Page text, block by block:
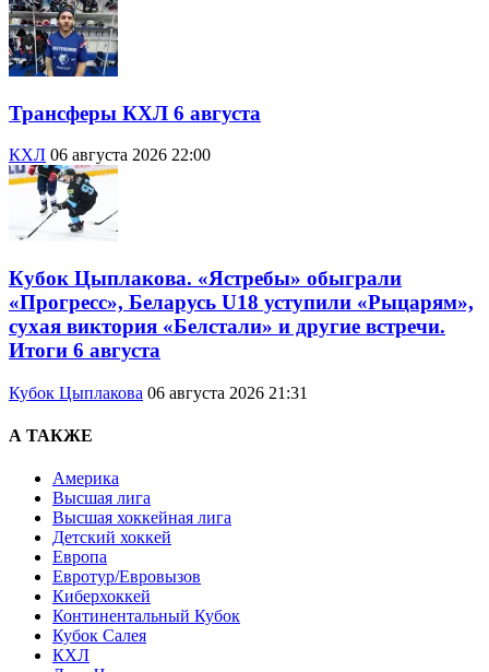
Трансферы КХЛ 6 августа
КХЛ 06 августа 2026 22:00
Кубок Цыплакова. «Ястребы» обыграли
«Прогресс», Беларусь U18 уступили «Рыцарям»,
сухая виктория «Белстали» и другие встречи.
Итоги 6 августа
Кубок Цыплакова 06 августа 2026 21:31
А ТАКЖЕ
Америка
Высшая лига
Высшая хоккейная лига
Детский хоккей
Европа
Евротур/Евровызов
Киберхоккей
Континентальный Кубок
Кубок Салея
КХЛ